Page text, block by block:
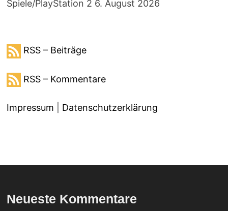
Spiele/PlayStation 2 6. August 2026
RSS – Beiträge
RSS – Kommentare
Impressum Datenschutzerklärung
Neueste Kommentare